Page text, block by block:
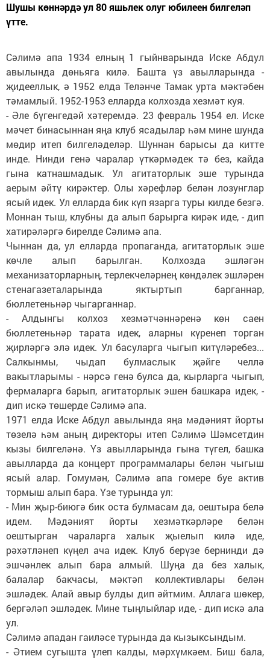
Шушы көннәрдә ул 80 яшьлек олуг юбилеен билгеләп
үтте.
Сәлимә апа 1934 елның 1 гыйнварында Иске Абдул
авылында дөньяга килә. Башта үз авылларында -
җидееллык, ә 1952 елда Теләнче Тамак урта мәктәбен
тәмамлый. 1952-1953 елларда колхозда хезмәт куя.
- Әле бүгенгедәй хәтеремдә. 23 февраль 1954 ел. Иске
мәчет бинасыннан яңа клуб ясадылар һәм мине шунда
мөдир итеп билгеләделәр. Шуннан барысы да китте
инде. Нинди генә чаралар үткәрмәдек тә без, кайда
гына катнашмадык. Ул агитаторлык эше турында
аерым әйтү кирәктер. Олы хәрефләр белән лозунглар
ясый идек. Ул елларда бик күп язарга туры килде безгә.
Моннан тыш, клубны да алып барырга кирәк иде, - дип
хатирәләргә бирелде Сәлимә апа.
Чыннан да, ул елларда пропаганда, агитаторлык эше
көчле алып барылган. Колхозда эшләгән
механизаторларның, терлекчеләрнең көндәлек эшләрен
стенагазеталарында яктыртып барганнар,
бюллетеньнәр чыгарганнар.
- Алдынгы колхоз хезмәтчәннәренә көн саен
бюллетеньнәр тарата идек, аларны күренеп торган
җирләргә элә идек. Ул басуларга чыгып китүләребез...
Салкынмы, чыдап булмаслык җәйге челлә
вакытларымы - нәрсә генә булса да, кырларга чыгып,
фермаларга барып, агитаторлык эшен башкара идек, -
дип искә төшерде Сәлимә апа.
1971 елда Иске Абдул авылында яңа мәдәният йорты
төзелә һәм аның директоры итеп Сәлимә Шәмсетдин
кызы билгеләнә. Үз авылларында гына түгел, башка
авылларда да концерт программалары белән чыгыш
ясый алар. Гомумән, Сәлимә апа гомере буе актив
тормыш алып бара. Үзе турында ул:
- Мин җыр-биюгә бик оста булмасам да, оештыра белә
идем. Мәдәният йорты хезмәткәрләре белән
оештырган чараларга халык җыелып килә иде,
рәхәтләнеп күңел ача идек. Клуб берүзе бернинди дә
эшчәнлек алып бара алмый. Шуңа да без халык,
балалар бакчасы, мәктәп коллективлары белән
эшләдек. Алай авыр булды дип әйтмим. Аллага шөкер,
бергәләп эшләдек. Мине тыңлыйлар иде, - дип искә ала
ул.
Сәлимә ападан гаиләсе турында да кызыксындым.
- Әтием сугышта үлеп калды, мәрхүмкәем. Биш бала,